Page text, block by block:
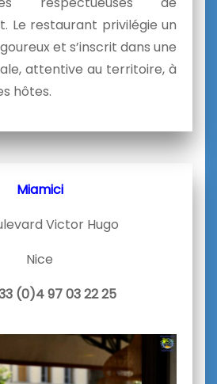
Le restaurant privilégie un
et s’inscrit dans une
attentive au territoire, à
hôtes.
Miamici
Victor Hugo
Nice
(0)4 97 03 22 25